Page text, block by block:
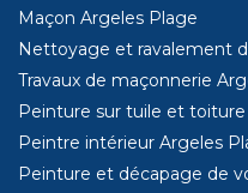
Maçon Argeles Plage
Nettoyage et ravalement
Travaux de maçonnerie
Peinture sur tuile et
Peintre intérieur Argeles
Peinture et décapage de